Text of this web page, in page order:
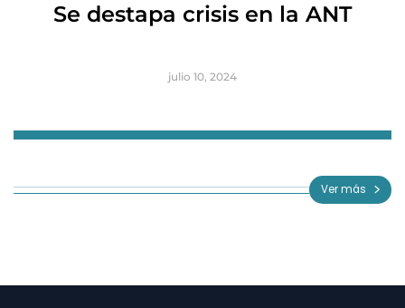
Se destapa crisis en la ANT
julio 10, 2024
3
Ver más